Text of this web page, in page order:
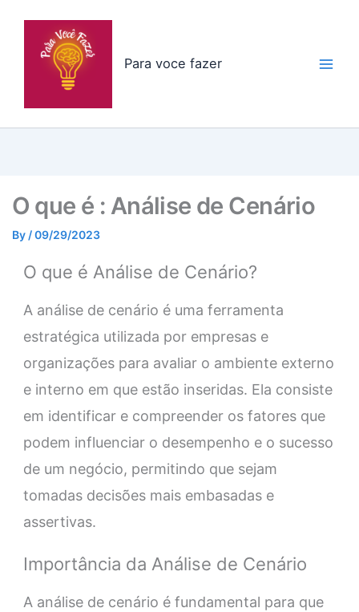
Para voce fazer
O que é : Análise de Cenário
By /09/29/2023
O que é Análise de Cenário?
A análise de cenário é uma ferramenta
estratégica utilizada por empresas e
organizações para avaliar o ambiente externo
e interno em que estão inseridas. Ela consiste
em identificar e compreender os fatores que
podem influenciar o desempenho e o sucesso
de um negócio, permitindo que sejam
tomadas decisões mais embasadas e
assertivas.
Importância da Análise de Cenário
A análise de cenário é fundamental para que